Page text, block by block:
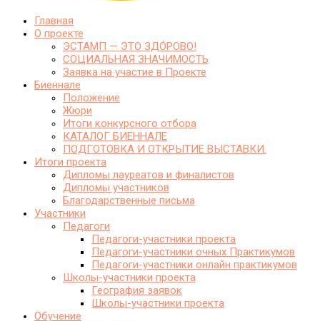
Главная
О проекте
ЭСТАМП — ЭТО ЗДО́РОВО!
СОЦИАЛЬНАЯ ЗНАЧИМОСТЬ
Заявка на участие в Проекте
Биеннале
Положение
Жюри
Итоги конкурсного отбора
КАТАЛОГ БИЕННАЛЕ
ПОДГОТОВКА И ОТКРЫТИЕ ВЫСТАВКИ.
Итоги проекта
Дипломы лауреатов и финалистов
Дипломы участников
Благодарственные письма
Участники
Педагоги
Педагоги-участники проекта
Педагоги-участники очных Практикумов
Педагоги-участники онлайн практикумов
Школы-участники проекта
География заявок
Школы-участники проекта
Обучение